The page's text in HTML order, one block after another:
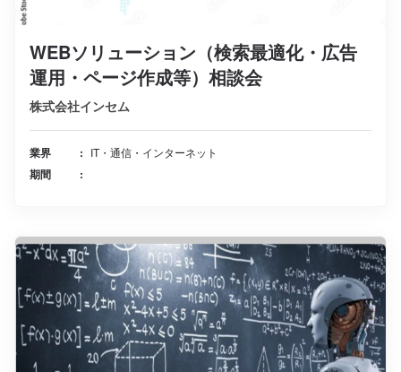
WEBソリューション（検索最適化・広告
運用・ページ作成等）相談会
株式会社インセム
業界 IT・通信・インターネット
期間